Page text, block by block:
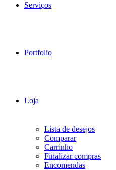
Serviços
Portfolio
Loja
Lista de desejos
Comparar
Carrinho
Finalizar compras
Encomendas